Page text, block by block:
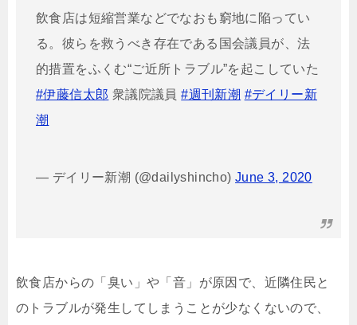
飲食店は短縮営業などでなおも窮地に陥ってい
る。彼らを救うべき存在である国会議員が、法
的措置をふくむ“ご近所トラブル”を起こしていた
#伊藤信太郎 衆議院議員#週刊新潮 #デイリー新
潮
— デイリー新潮 (@dailyshincho)June 3, 2020
飲食店からの「臭い」や「音」が原因で、近隣住民と
のトラブルが発生してしまうことが少なくないので、